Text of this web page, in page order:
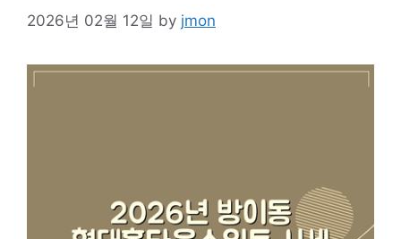
2026년 02월 12일 by jmon